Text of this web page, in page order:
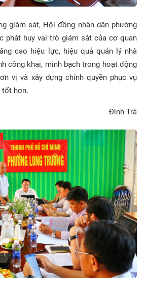
giám sát, Hội đồng nhân dân phường
phát huy vai trò giám sát của cơ quan
cao hiệu lực, hiệu quả quản lý nhà
công khai, minh bạch trong hoạt động
vị và xây dựng chính quyền phục vụ
tốt hơn.
Đình Trà